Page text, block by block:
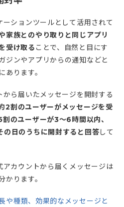
ションツールとして活用されて
家族とのやり取りと同じアプリ
受け取る ことで、自然と目にす
ジンやアプリからの通知などと
あります。
ら届いたメッセージを開封する
2割のユーザーがメッセージを受
のユーザーが3～6時間以内、
日のうちに開封すると回答して
カウントから届くメッセージは
かります。
や種類、効果的なメッセージと